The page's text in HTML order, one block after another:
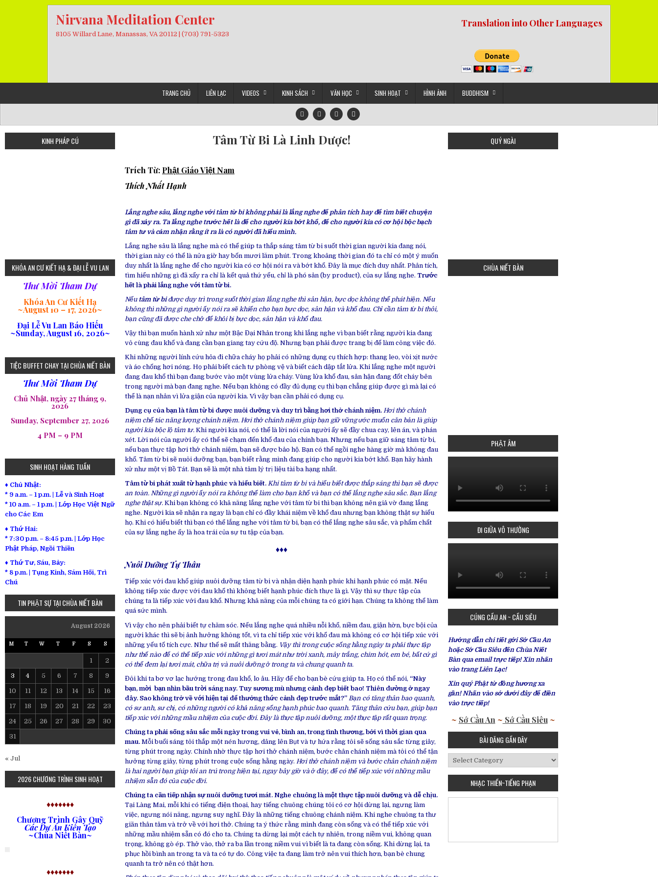
Nirvana Meditation Center
8105 Willard Lane, Manassas, VA 20112 | (703) 791-5323
Translation into Other Languages
TRANG CHỦ LIÊN LẠC VIDEOS KINH SÁCH VĂN HỌC SINH HOẠT HÌNH ẢNH BUDDHISM
Tâm Từ Bi Là Linh Dược!
Trích Từ: Phật Giáo Việt Nam
ThíchNhất Hạnh
Lắng nghe sâu, lắng nghe với tâm từ bi không phải là lắng nghe để phân tích hay để tìm biết chuyện
gì đã xảy ra. Ta lắng nghe trước hết là để cho người kia bớt khổ, để cho người kia có cơ hội bộc bạch
tâm tư và cảm nhận rằng ít ra là có người đã hiểu mình.
Lắng nghe sâu là lắng nghe mà có thể giúp ta thắp sáng tâm từ bi suốt thời gian người kia đang nói,
thời gian này có thể là nửa giờ hay bốn mươi lăm phút. Trong khoảng thời gian đó ta chỉ có một ý muốn
duy nhất là lắng nghe để cho người kia có cơ hội nói ra và bớt khổ. Đây là mục đích duy nhất. Phân tích,
tìm hiểu những gì đã xẩy ra chỉ là kết quả thứ yếu, chỉ là phó sản (by product), của sự lắng nghe. Trước
hết là phải lắng nghe với tâm từ bi.
Nếu tâm từ biđược duy trì trong suốt thời gian lắng nghe thì sân hận, bực dọc không thể phát hiện. Nếu
không thì những gì người ấy nói ra sẽ khiến cho bạn bực dọc, sân hận và khổ đau. Chỉ cần tâm từ bi thôi,
bạn cũng đã được che chở để khỏi bị bực dọc, sân hận và khổ đau.
Vậy thì bạn muốn hành xử như một Bậc Đại Nhân trong khi lắng nghe vì bạn biết rằng người kia đang
vô cùng đau khổ và đang cần bạn giang tay cứu độ. Nhưng bạn phải được trang bị để làm công việc đó.
Khi những người lính cứu hỏa đi chữa cháy họ phải có những dụng cụ thích hợp: thang leo, vòi xịt nước
và áo chống hơi nóng. Họ phải biết cách tự phòng vệ và biết cách dập tắt lửa. Khi lắng nghe một người
đang đau khổ thì bạn đang bước vào một vùng lửa cháy. Vùng lửa khổ đau, sân hận đang đốt cháy bên
trong người mà bạn đang nghe. Nếu bạn không có đầy đủ dụng cụ thì bạn chẳng giúp được gì mà lại có
thể là nạn nhân vì lửa giận của người kia. Vì vậy bạn cần phải có dụng cụ.
Dụng cụ của bạn là tâm từ bi được nuôi dưỡng và duy trì bằng hơi thở chánh niệm. Hơi thở chánh
niệm chế tác năng lượng chánh niệm. Hơi thở chánh niệm giúp bạn giữ vững ước muốn căn bản là giúp
người kia bộc lộ tâm tư. Khi người kia nói, có thể là lời nói của người ấy sẽ đầy chua cay, lên án, và phán
xét. Lời nói của người ấy có thể sẽ chạm đến khổ đau của chính bạn. Nhưng nếu bạn giữ sáng tâm từ bi,
nếu bạn thực tập hơi thở chánh niệm, bạn sẽ được bảo hộ. Bạn có thể ngồi nghe hàng giờ mà không đau
khổ. Tâm từ bi sẽ nuôi dưỡng bạn, bạn biết rằng mình đang giúp cho người kia bớt khổ. Bạn hãy hành
xử như một vị Bồ Tát. Bạn sẽ là một nhà tâm lý trị liệu tài ba hạng nhất.
Tâm từ bi phát xuất từ hạnh phúc và hiểu biết. Khi tâm từ bi và hiểu biết được thắp sáng thì bạn sẽ được
an toàn. Những gì người ấy nói ra không thể làm cho bạn khổ và bạn có thể lắng nghe sâu sắc. Bạn lắng
nghe thật sự. Khi bạn không có khả năng lắng nghe với tâm từ bi thì bạn không nên giả vờ đang lắng
nghe. Người kia sẽ nhận ra ngay là bạn chỉ có đầy khái niệm về khổ đau nhưng bạn không thật sự hiểu
họ. Khi có hiểu biết thì bạn có thể lắng nghe với tâm từ bi, bạn có thể lắng nghe sâu sắc, và phẩm chất
của sự lắng nghe ấy là hoa trái của sự tu tập của bạn.
♦♦♦
Nuôi Dưỡng Tự Thân
Tiếp xúc với đau khổ giúp nuôi dưỡng tâm từ bi và nhận diện hạnh phúc khi hạnh phúc có mặt. Nếu
không tiếp xúc được với đau khổ thì không biết hạnh phúc đích thực là gì. Vậy thì sự thực tập của
chúng ta là tiếp xúc với đau khổ. Nhưng khả năng của mỗi chúng ta có giới hạn. Chúng ta không thể làm
quá sức mình.
Vì vậy cho nên phải biết tự chăm sóc. Nếu lắng nghe quá nhiều nỗi khổ, niềm đau, giận hờn, bực bội của
người khác thì sẽ bị ảnh hưởng không tốt, vì ta chỉ tiếp xúc với khổ đau mà không có cơ hội tiếp xúc với
những yếu tố tích cực. Như thế sẽ mất thăng bằng. Vậy thì trong cuộc sống hằng ngày ta phải thực tập
như thế nào để có thể tiếp xúc với những gì tươi mát như trời xanh, mây trắng, chim hót, em bé, bất cứ gì
có thể đem lại tươi mát, chữa trị và nuôi dưỡng ở trong ta và chung quanh ta.
Đôi khi ta bơ vơ lạc hướng trong đau khổ, lo âu. Hãy để cho bạn bè cứu giúp ta. Họ có thể nói, “Này
bạn, mời bạn nhìn bầu trời sáng nay. Tuy sương mù nhưng cảnh đẹp biết bao! Thiên đường ở ngay
đây. Sao không trở về với hiện tại để thưởng thức cảnh đẹp trước mắt?” Bạn có tăng thân bao quanh,
có sư anh, sư chị, có những người có khả năng sống hạnh phúc bao quanh. Tăng thân cứu bạn, giúp bạn
tiếp xúc với những mầu nhiệm của cuộc đời. Đây là thực tập nuôi dưỡng, một thực tập rất quan trọng.
Chúng ta phải sống sâu sắc mỗi ngày trong vui vẻ, bình an, trong tình thương, bởi vì thời gian qua
mau. Mỗi buổi sáng tôi thắp một nén hương, dâng lên Bụt và tự hứa rằng tôi sẽ sống sâu sắc từng giây,
từng phút trong ngày. Chính nhờ thực tập hơi thở chánh niệm, bước chân chánh niệm mà tôi có thể tận
hưởng từng giây, từng phút trong cuộc sống hằng ngày. Hơi thở chánh niệm và bước chân chánh niệm
là hai người bạn giúp tôi an trú trong hiện tại, ngay bây giờ và ở đây, để có thể tiếp xúc với những mầu
nhiệm sẵn đó của cuộc đời.
Chúng ta cần tiếp nhận sự nuôi dưỡng tươi mát. Nghe chuông là một thực tập nuôi dưỡng và dễ chịu.
Tại Làng Mai, mỗi khi có tiếng điện thoại, hay tiếng chuông chúng tôi có cơ hội dừng lại, ngưng làm
việc, ngưng nói năng, ngưng suy nghĩ. Đây là những tiếng chuông chánh niệm. Khi nghe chuông ta thư
giãn thân tâm và trở về với hơi thở. Chúng ta ý thức rằng mình đang còn sống và có thể tiếp xúc với
những mầu nhiệm sẵn có đó cho ta. Chúng ta dừng lại một cách tự nhiên, trong niềm vui, không quan
trọng, không gò ép. Thở vào, thở ra ba lần trong niềm vui vì biết là ta đang còn sống. Khi dừng lại, ta
phục hồi bình an trong ta và ta có tự do. Công việc ta đang làm trở nên vui thích hơn, bạn bè chung
quanh ta trở nên có thật hơn.
KINH PHÁP CÚ
KHÓA AN CƯ KIẾT HẠ & ĐẠI LỄ VU LAN
Thư Mời Tham Dự
Khóa An Cư Kiết Hạ
~August 10 – 17, 2026~
Đại Lễ Vu Lan Báo Hiếu
~Sunday, August 16, 2026~
TIỆC BUFFET CHAY TẠI CHÙA NIẾT BÀN
Thư Mời Tham Dự
Chủ Nhật, ngày 27 tháng 9,
2026
Sunday, September 27, 2026
4 PM – 9 PM
SINH HOẠT HÀNG TUẦN
♦ Chủ Nhật:
* 9 a.m. – 1 p.m. | Lễ và Sinh Hoạt
* 10 a.m. – 1 p.m. | Lớp Học Việt Ngữ
cho Các Em
♦ Thứ Hai:
* 7:30 p.m. – 8:45 p.m. | Lớp Học
Phật Pháp, Ngồi Thiền
♦ Thứ Tư, Sáu, Bảy:
* 8 p.m. | Tụng Kinh, Sám Hối, Trì
Chú
TIN PHẬT SỰ TẠI CHÙA NIẾT BÀN
August 2026
M T W T F S S
1 2
3 4 5 6 7 8 9
10 11 12 13 14 15 16
17 18 19 20 21 22 23
24 25 26 27 28 29 30
31
« Jul
2026 CHƯƠNG TRÌNH SINH HOẠT
♦♦♦♦♦♦♦
Chương Trình Gây Quỹ
Các Dự Án Kiến Tạo
~Chùa Niết Bàn~
♦♦♦♦♦♦♦
QUÝ NGÀI
CHÙA NIẾT BÀN
PHẬT ÂM
ĐI GIỮA VÔ THƯỜNG
CÚNG CẦU AN ~ CẦU SIÊU
Hướng dẫn chi tiết gởi Sớ Cầu An
hoặc Sớ Cầu Siêu đến Chùa Niết
Bàn qua email trực tiếp! Xin nhấn
vào trang Liên Lạc!
Xin quý Phật tử đồng hương xa
gần! Nhấn vào sớ dưới đây để điền
vào trực tiếp!
~ Sớ Cầu An ~ Sớ Cầu Siêu ~
BÀI ĐĂNG GẦN ĐÂY
Bài
Đăng
Gần
NHẠC THIỀN~TIẾNG PHẠN